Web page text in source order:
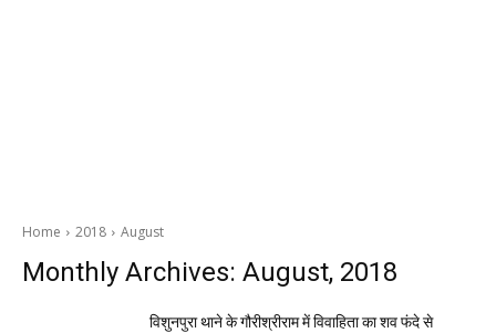
Home 2018 August
Monthly Archives: August, 2018
विशुनपुरा थाने के गौरीश्रीराम में विवाहिता का शव फंदे से